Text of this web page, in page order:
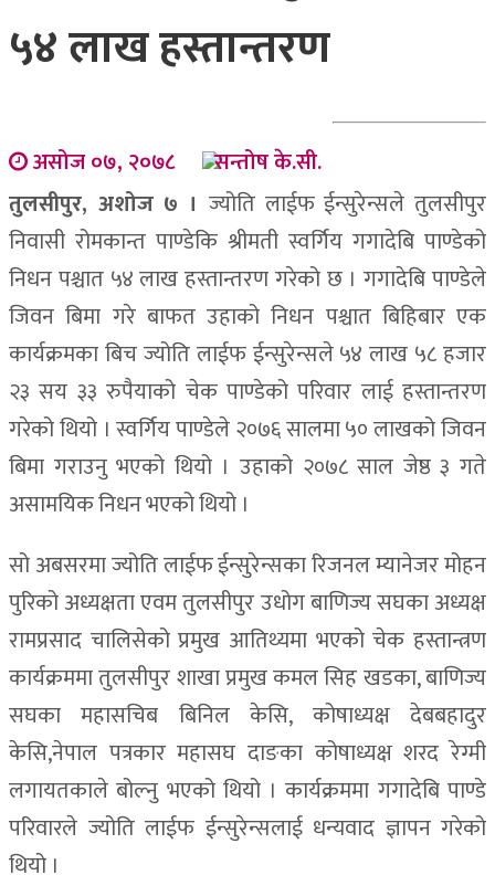
५४ लाख हस्तान्तरण
असोज ०७, २०७८
सन्तोष के.सी.
तुलसीपुर, अशोज ७ । ज्योति लाईफ ईन्सुरेन्सले तुलसीपुर
निवासी रोमकान्त पाण्डेकि श्रीमती स्वर्गिय गगादेबि पाण्डेको
निधन पश्चात ५४ लाख हस्तान्तरण गरेको छ । गगादेबि पाण्डेले
जिवन बिमा गरे बाफत उहाको निधन पश्चात बिहिबार एक
कार्यक्रमका बिच ज्योति लाईफ ईन्सुरेन्सले ५४ लाख ५८ हजार
२३ सय ३३ रुपैयाको चेक पाण्डेको परिवार लाई हस्तान्तरण
गरेको थियो । स्वर्गिय पाण्डेले २०७६ सालमा ५० लाखको जिवन
बिमा गराउनु भएको थियो । उहाको २०७८ साल जेष्ठ ३ गते
असामयिक निधन भएको थियो ।
सो अबसरमा ज्योति लाईफ ईन्सुरेन्सका रिजनल म्यानेजर मोहन
पुरिको अध्यक्षता एवम तुलसीपुर उधोग बाणिज्य सघका अध्यक्ष
रामप्रसाद चालिसेको प्रमुख आतिथ्यमा भएको चेक हस्तान्त्रण
कार्यक्रममा तुलसीपुर शाखा प्रमुख कमल सिह खडका, बाणिज्य
सघका महासचिब बिनिल केसि, कोषाध्यक्ष देबबहादुर
केसि,नेपाल पत्रकार महासघ दाङका कोषाध्यक्ष शरद रेग्मी
लगायतकाले बोल्नु भएको थियो । कार्यक्रममा गगादेबि पाण्डे
परिवारले ज्योति लाईफ ईन्सुरेन्सलाई धन्यवाद ज्ञापन गरेको
थियो ।